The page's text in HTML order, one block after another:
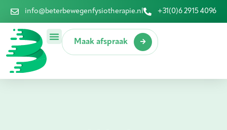
info@beterbewegenfysiotherapie.nl +31(0)6 2915 4096
Maak afspraak